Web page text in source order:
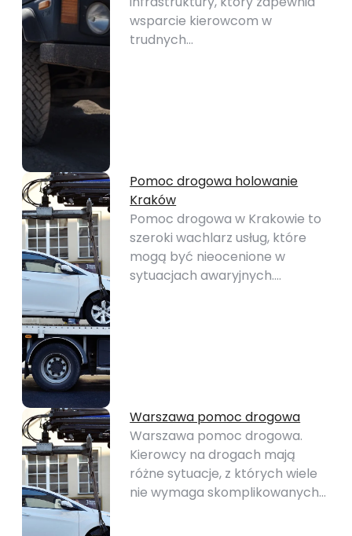
wsparcie kierowcom w
trudnych…
Pomoc drogowa holowanie
Kraków
Pomoc drogowa w Krakowie to
szeroki wachlarz usług, które
mogą być nieocenione w
sytuacjach awaryjnych.…
Warszawa pomoc drogowa
Warszawa pomoc drogowa.
Kierowcy na drogach mają
różne sytuacje, z których wiele
nie wymaga skomplikowanych…